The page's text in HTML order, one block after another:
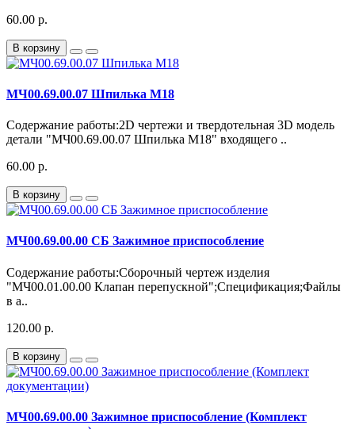
60.00 р.
В корзину
МЧ00.69.00.07 Шпилька М18
Содержание работы:2D чертежи и твердотельная 3D модель
детали "МЧ00.69.00.07 Шпилька М18" входящего ..
60.00 р.
В корзину
МЧ00.69.00.00 СБ Зажимное приспособление
Содержание работы:Сборочный чертеж изделия
"МЧ00.01.00.00 Клапан перепускной";Спецификация;Файлы
в а..
120.00 р.
В корзину
МЧ00.69.00.00 Зажимное приспособление (Комплект